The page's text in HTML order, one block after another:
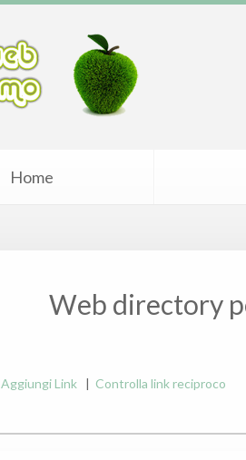
Home
Web directory
Aggiungi Link | Controlla link reciproco